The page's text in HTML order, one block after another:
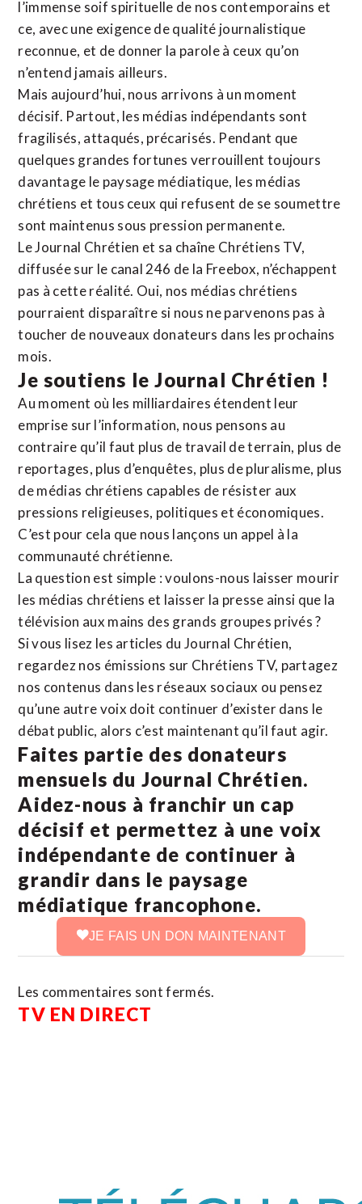
l’immense soif spirituelle de nos contemporains et
ce, avec une exigence de qualité journalistique
reconnue, et de donner la parole à ceux qu’on
n’entend jamais ailleurs.
Mais aujourd’hui, nous arrivons à un moment
décisif. Partout, les médias indépendants sont
fragilisés, attaqués, précarisés. Pendant que
quelques grandes fortunes verrouillent toujours
davantage le paysage médiatique, les médias
chrétiens et tous ceux qui refusent de se soumettre
sont maintenus sous pression permanente.
Le Journal Chrétien et sa chaîne Chrétiens TV,
diffusée sur le canal 246 de la Freebox, n’échappent
pas à cette réalité. Oui, nos médias chrétiens
pourraient disparaître si nous ne parvenons pas à
toucher de nouveaux donateurs dans les prochains
mois.
Je soutiens le Journal Chrétien !
Au moment où les milliardaires étendent leur
emprise sur l’information, nous pensons au
contraire qu’il faut plus de travail de terrain, plus de
reportages, plus d’enquêtes, plus de pluralisme, plus
de médias chrétiens capables de résister aux
pressions religieuses, politiques et économiques.
C’est pour cela que nous lançons un appel à la
communauté chrétienne.
La question est simple : voulons-nous laisser mourir
les médias chrétiens et laisser la presse ainsi que la
télévision aux mains des grands groupes privés ?
Si vous lisez les articles du Journal Chrétien,
regardez nos émissions sur Chrétiens TV, partagez
nos contenus dans les réseaux sociaux ou pensez
qu’une autre voix doit continuer d’exister dans le
débat public, alors c’est maintenant qu’il faut agir.
Faites partie des donateurs
mensuels du Journal Chrétien.
Aidez-nous à franchir un cap
décisif et permettez à une voix
indépendante de continuer à
grandir dans le paysage
médiatique francophone.
JE FAIS UN DON MAINTENANT
Les commentaires sont fermés.
TV EN DIRECT